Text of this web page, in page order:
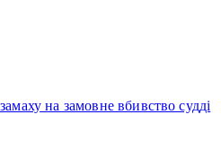
на замовне вбивство судді